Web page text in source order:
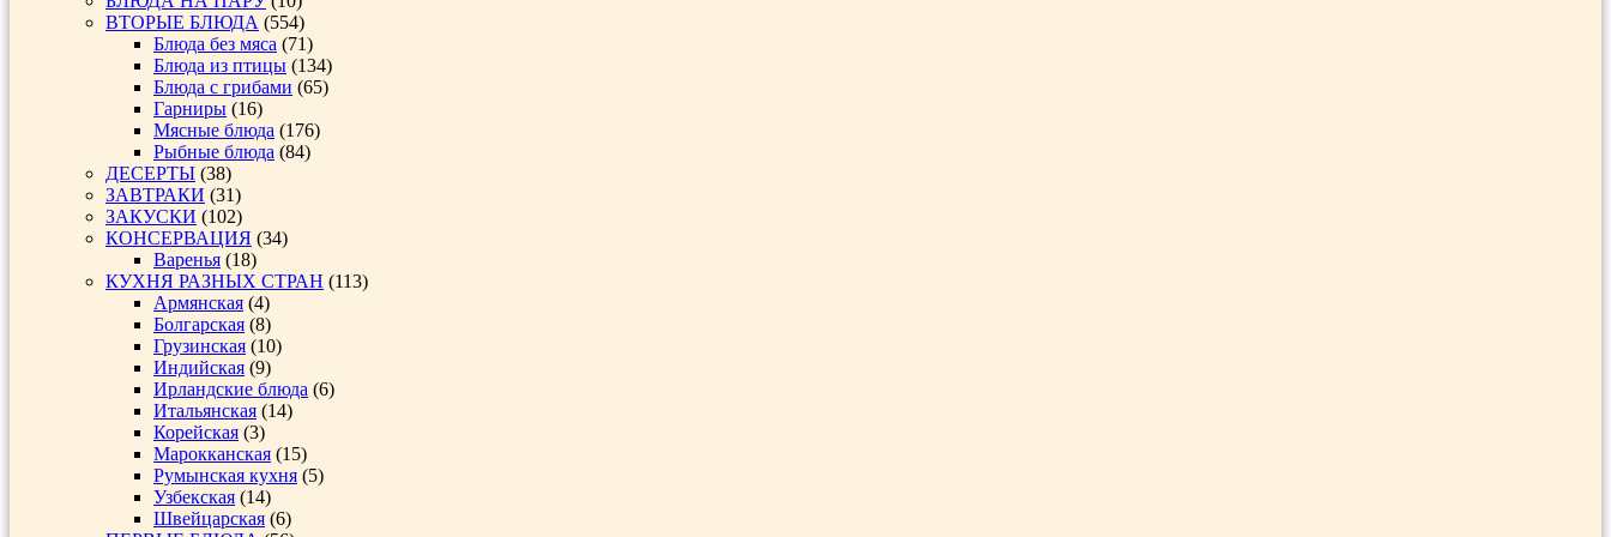
ВТОРЫЕ БЛЮДА (554)
Блюда без мяса (71)
Блюда из птицы (134)
Блюда с грибами (65)
Гарниры (16)
Мясные блюда (176)
Рыбные блюда (84)
ДЕСЕРТЫ (38)
ЗАВТРАКИ (31)
ЗАКУСКИ (102)
КОНСЕРВАЦИЯ (34)
Варенья (18)
КУХНЯ РАЗНЫХ СТРАН (113)
Армянская (4)
Болгарская (8)
Грузинская (10)
Индийская (9)
Ирландские блюда (6)
Итальянская (14)
Корейская (3)
Марокканская (15)
Румынская кухня (5)
Узбекская (14)
Швейцарская (6)